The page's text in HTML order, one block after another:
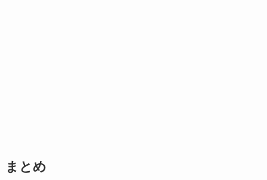
まとめ